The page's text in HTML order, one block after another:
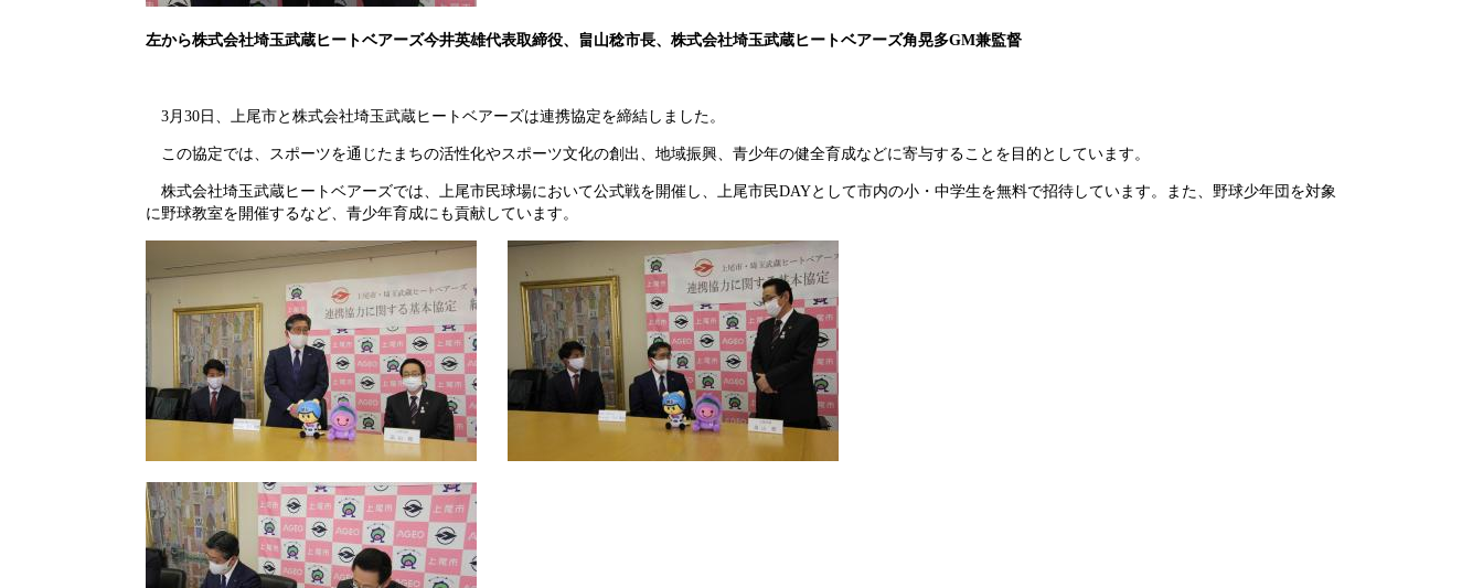
左から株式会社埼玉武蔵ヒートベアーズ今井英雄代表取締役、畠山稔市長、株式会社埼玉武蔵ヒートベアーズ角晃多GM兼監督
3月30日、上尾市と株式会社埼玉武蔵ヒートベアーズは連携協定を締結しました。
この協定では、スポーツを通じたまちの活性化やスポーツ文化の創出、地域振興、青少年の健全育成などに寄与することを目的としています。
株式会社埼玉武蔵ヒートベアーズでは、上尾市民球場において公式戦を開催し、上尾市民DAYとして市内の小・中学生を無料で招待しています。また、野球少年団を対象
に野球教室を開催するなど、青少年育成にも貢献しています。